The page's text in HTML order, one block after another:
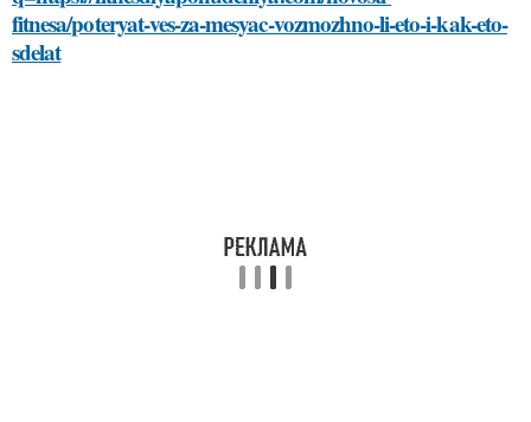
fitnesa/poteryat-ves-za-mesyac-vozmozhno-li-eto-i-kak-eto-
sdelat